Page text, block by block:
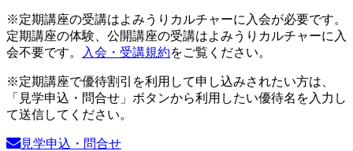
※定期講座の受講はよみうりカルチャーに入会が必要です。
定期講座の体験、公開講座の受講はよみうりカルチャーに入
会不要です。
入会・受講規約をご覧ください。
※定期講座で優待割引を利用して申し込みされたい方は、
「見学申込・問合せ」ボタンから利用したい優待名を入力し
て送信してください。
見学申込・問合せ